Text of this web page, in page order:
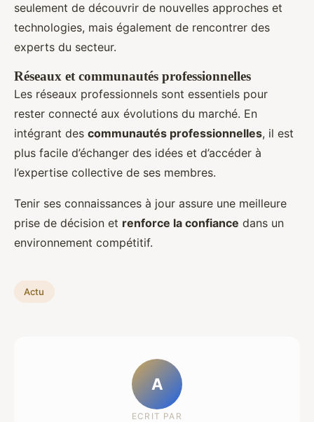
seulement de découvrir de nouvelles approches et
technologies, mais également de rencontrer des
experts du secteur.
Réseaux et communautés professionnelles
Les réseaux professionnels sont essentiels pour
rester connecté aux évolutions du marché. En
intégrant des communautés professionnelles, il est
plus facile d’échanger des idées et d’accéder à
l’expertise collective de ses membres.
Tenir ses connaissances à jour assure une meilleure
prise de décision et renforce la confiance dans un
environnement compétitif.
Actu
A
ECRIT PAR